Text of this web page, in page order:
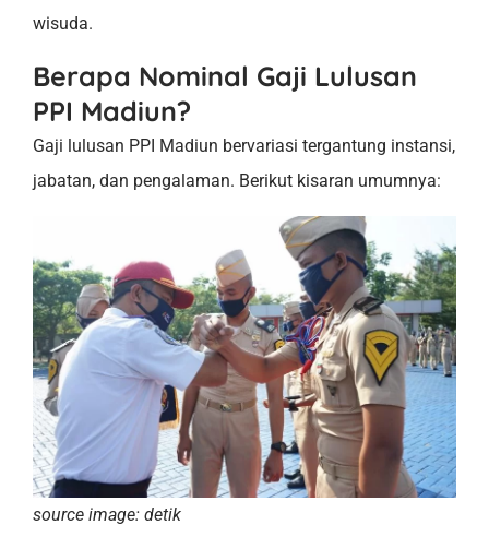
wisuda.
Berapa Nominal Gaji Lulusan
PPI Madiun?
Gaji lulusan PPI Madiun bervariasi tergantung instansi,
jabatan, dan pengalaman. Berikut kisaran umumnya:
source image: detik